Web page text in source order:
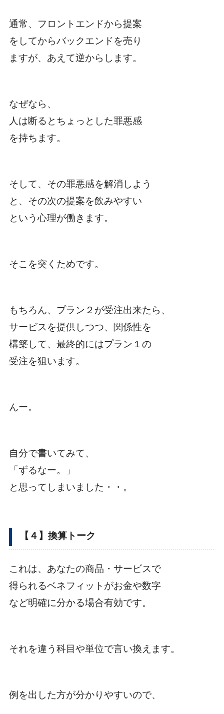
通常、フロントエンドから提案
をしてからバックエンドを売り
ますが、あえて逆からします。
なぜなら、
人は断るとちょっとした罪悪感
を持ちます。
そして、その罪悪感を解消しよう
と、その次の提案を飲みやすい
という心理が働きます。
そこを突くためです。
もちろん、プラン２が受注出来たら、
サービスを提供しつつ、関係性を
構築して、最終的にはプラン１の
受注を狙います。
んー。
自分で書いてみて、
「ずるなー。」
と思ってしまいました・・。
【４】換算トーク
これは、あなたの商品・サービスで
得られるベネフィットがお金や数字
など明確に分かる場合有効です。
それを違う科目や単位で言い換えます。
例を出した方が分かりやすいので、